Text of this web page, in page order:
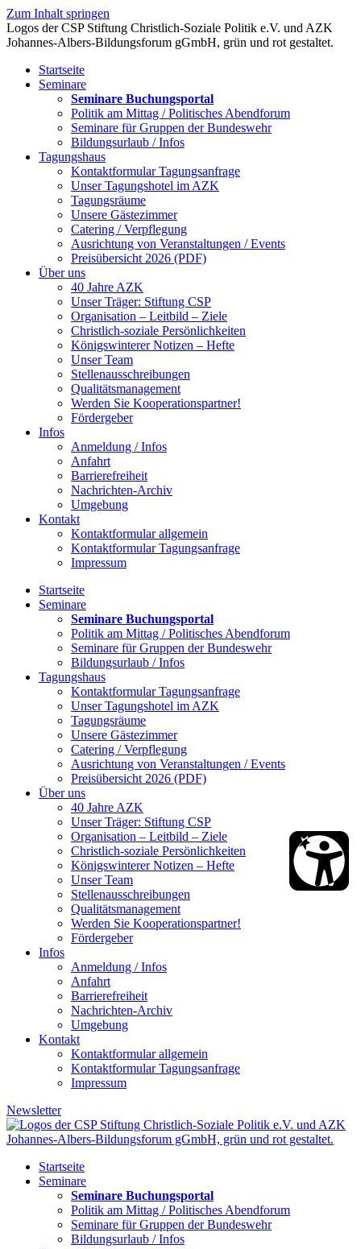
Zum Inhalt springen
Startseite
Seminare
Seminare Buchungsportal
Politik am Mittag / Politisches Abendforum
Seminare für Gruppen der Bundeswehr
Bildungsurlaub / Infos
Tagungshaus
Kontaktformular Tagungsanfrage
Unser Tagungshotel im AZK
Tagungsräume
Unsere Gästezimmer
Catering / Verpflegung
Ausrichtung von Veranstaltungen / Events
Preisübersicht 2026 (PDF)
Über uns
40 Jahre AZK
Unser Träger: Stiftung CSP
Organisation – Leitbild – Ziele
Christlich-soziale Persönlichkeiten
Königswinterer Notizen – Hefte
Unser Team
Stellenausschreibungen
Qualitätsmanagement
Werden Sie Kooperationspartner!
Fördergeber
Infos
Anmeldung / Infos
Anfahrt
Barrierefreiheit
Nachrichten-Archiv
Umgebung
Kontakt
Kontaktformular allgemein
Kontaktformular Tagungsanfrage
Impressum
Startseite
Seminare
Seminare Buchungsportal
Politik am Mittag / Politisches Abendforum
Seminare für Gruppen der Bundeswehr
Bildungsurlaub / Infos
Tagungshaus
Kontaktformular Tagungsanfrage
Unser Tagungshotel im AZK
Tagungsräume
Unsere Gästezimmer
Catering / Verpflegung
Ausrichtung von Veranstaltungen / Events
Preisübersicht 2026 (PDF)
Über uns
40 Jahre AZK
Unser Träger: Stiftung CSP
Organisation – Leitbild – Ziele
Christlich-soziale Persönlichkeiten
Königswinterer Notizen – Hefte
Unser Team
Stellenausschreibungen
Qualitätsmanagement
Werden Sie Kooperationspartner!
Fördergeber
Infos
Anmeldung / Infos
Anfahrt
Barrierefreiheit
Nachrichten-Archiv
Umgebung
Kontakt
Kontaktformular allgemein
Kontaktformular Tagungsanfrage
Impressum
Newsletter
Startseite
Seminare
Seminare Buchungsportal
Politik am Mittag / Politisches Abendforum
Seminare für Gruppen der Bundeswehr
Bildungsurlaub / Infos